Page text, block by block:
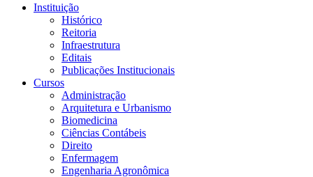
Instituição
Histórico
Reitoria
Infraestrutura
Editais
Publicações Institucionais
Cursos
Administração
Arquitetura e Urbanismo
Biomedicina
Ciências Contábeis
Direito
Enfermagem
Engenharia Agronômica